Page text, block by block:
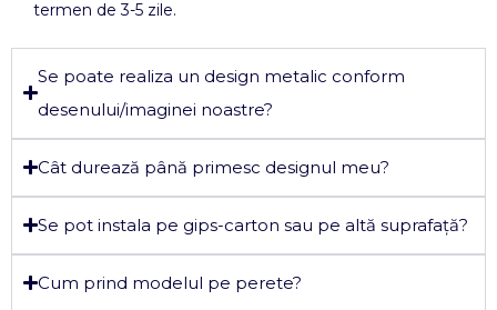
termen de 3-5 zile.
Se poate realiza un design metalic conform
desenului/imaginei noastre?
Cât durează până primesc designul meu?
Se pot instala pe gips-carton sau pe altă suprafață?
Cum prind modelul pe perete?